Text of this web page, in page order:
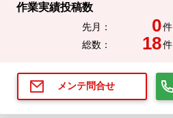
作業実績投稿数
先月： 0件
総数：
18件
メンテ問合せ